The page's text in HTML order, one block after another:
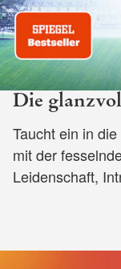
Die
Taucht ein in
mit der
Leidenschaft,